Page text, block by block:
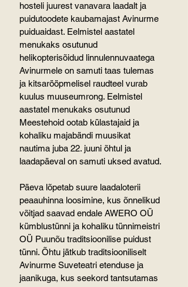
hosteli juurest vanavara laadalt ja
puidutoodete kaubamajast Avinurme
puiduaidast. Eelmistel aastatel
menukaks osutunud
helikopterisõidud linnulennuvaatega
Avinurmele on samuti taas tulemas
ja kitsarööpmelisel raudteel vurab
kuulus muuseumrong. Eelmistel
aastatel menukaks osutunud
Meestehoid ootab külastajaid ja
kohaliku majabändi muusikat
nautima juba 22. juuni õhtul ja
laadapäeval on samuti uksed avatud.
Päeva lõpetab suure laadaloterii
peaauhinna loosimine, kus õnnelikud
võitjad saavad endale AWERO OÜ
kümblustünni ja kohaliku tünnimeistri
OÜ Puunõu traditsioonilise puidust
tünni. Õhtu jätkub traditsiooniliselt
Avinurme Suveteatri etenduse ja
jaanikuga, kus seekord tantsutamas